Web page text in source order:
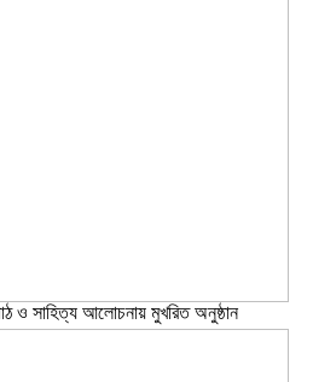
ও সাহিত্য আলোচনায় মুখরিত অনুষ্ঠান